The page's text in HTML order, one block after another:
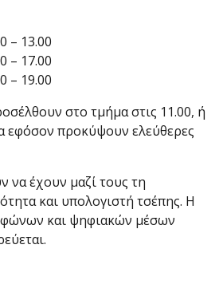
– 13.00
– 17.00
– 19.00
στο τμήμα στις 11.00, ή
εφόσον προκύψουν ελεύθερες
να έχουν μαζί τους τη
και υπολογιστή τσέπης. Η
και ψηφιακών μέσων